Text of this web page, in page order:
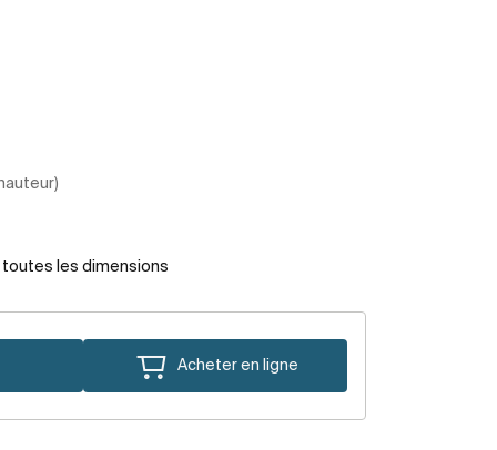
toutes les dimensions
Acheter en ligne